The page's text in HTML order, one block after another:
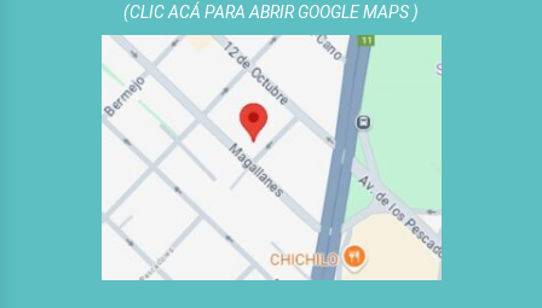
(CLIC ACÁ PARA ABRIR GOOGLE MAPS )